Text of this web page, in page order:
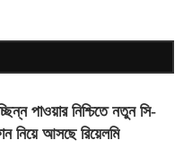
পাওয়ার নিশ্চিতে নতুন সি-
নিয়ে আসছে রিয়েলমি